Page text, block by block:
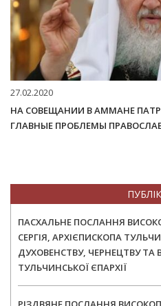
27.02.2020
НА СОВЕЩАНИИ В АММАНЕ
ГЛАВНЫЕ ПРОБЛЕМЫ
ПАСХАЛЬНЕ ПОСЛАННЯ
СЕРГІЯ, АРХІЄПИСКОПА
ДУХОВЕНСТВУ, ЧЕРНЕЦТВУ ТА
ТУЛЬЧИНСЬКОЇ ЄПАРХІЇ